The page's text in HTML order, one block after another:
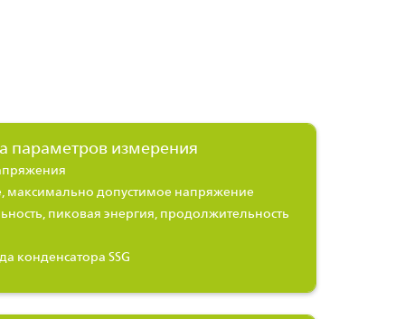
параметров измерения
максимально допустимое напряжение
пиковая энергия, продолжительность
конденсатора SSG